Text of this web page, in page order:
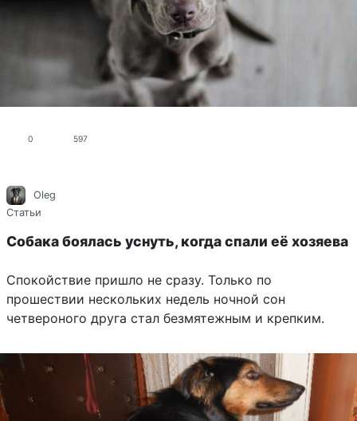
0 597
Oleg
Статьи
Собака боялась уснуть, когда спали её хозяева
Спокойствие пришло не сразу. Только по
прошествии нескольких недель ночной сон
четвероного друга стал безмятежным и крепким.